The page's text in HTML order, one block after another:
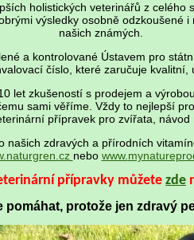
holistických veterinářů z
výsledky osobně odzkoušené
našich známých.
a kontrolované Ústavem pro
číslo, které zaručuje kvalitní,
let zkušeností s prodejem a
sami věříme. Vždy to nejlepší
přípravek pro zvířata, návod
našich zdravých a přírodních
nebo www.
přípravky můžete zde
pomáhat, protože jen zdravý